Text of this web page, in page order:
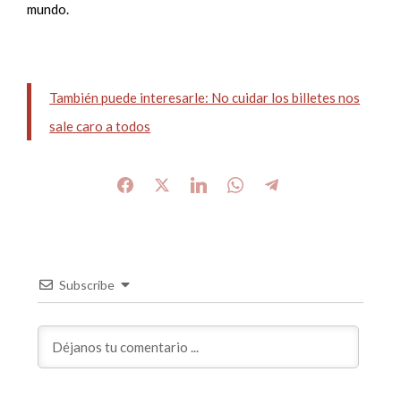
mundo.
También puede interesarle: No cuidar los billetes nos
sale caro a todos
Subscribe